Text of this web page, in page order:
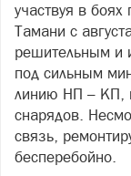
участвуя в
Тамани с
решительным и
под сильным
линию НП – КП,
снарядов.
связь,
бесперебойно.